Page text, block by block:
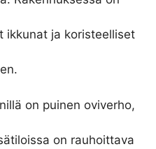
ikkunat ja koristeelliset
on puinen oviverho,
on rauhoittava